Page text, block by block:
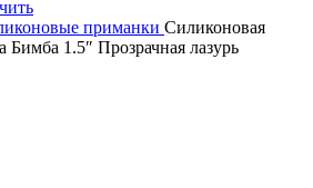
приманки Силиконовая
1.5″ Прозрачная лазурь